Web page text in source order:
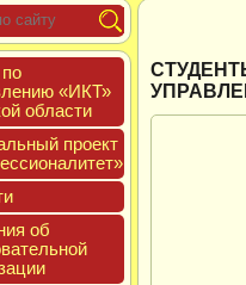
«ИКТ»
об­ласти
про­ект
об